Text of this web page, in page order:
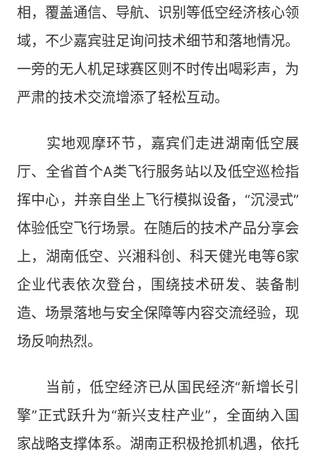
相，覆盖通信、导航、识别等低空经济核心领
域，不少嘉宾驻足询问技术细节和落地情况。
一旁的无人机足球赛区则不时传出喝彩声，为
严肃的技术交流增添了轻松互动。
实地观摩环节，嘉宾们走进湖南低空展
厅、全省首个A类飞行服务站以及低空巡检指
挥中心，并亲自坐上飞行模拟设备，“沉浸式”
体验低空飞行场景。在随后的技术产品分享会
上，湖南低空、兴湘科创、科天健光电等6家
企业代表依次登台，围绕技术研发、装备制
造、场景落地与安全保障等内容交流经验，现
场反响热烈。
当前，低空经济已从国民经济“新增长引
擎”正式跃升为“新兴支柱产业”，全面纳入国
家战略支撑体系。湖南正积极抢抓机遇，依托